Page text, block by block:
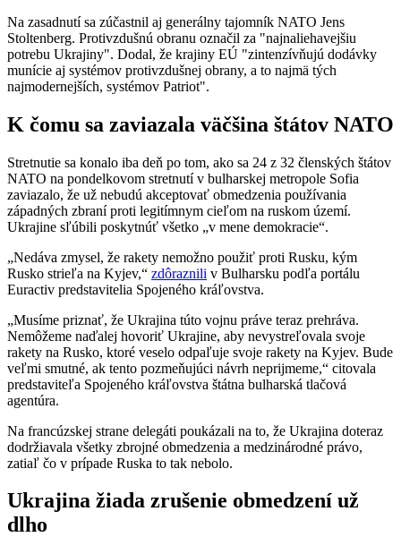
Na zasadnutí sa zúčastnil aj generálny tajomník NATO Jens
Stoltenberg. Protivzdušnú obranu označil za "najnaliehavejšiu
potrebu Ukrajiny". Dodal, že krajiny EÚ "zintenzívňujú dodávky
munície aj systémov protivzdušnej obrany, a to najmä tých
najmodernejších, systémov Patriot".
K čomu sa zaviazala väčšina štátov NATO
Stretnutie sa konalo iba deň po tom, ako sa 24 z 32 členských štátov
NATO na pondelkovom stretnutí v bulharskej metropole Sofia
zaviazalo, že už nebudú akceptovať obmedzenia používania
západných zbraní proti legitímnym cieľom na ruskom území.
Ukrajine sľúbili poskytnúť všetko „v mene demokracie“.
„Nedáva zmysel, že rakety nemožno použiť proti Rusku, kým
Rusko strieľa na Kyjev,“ zdôraznili v Bulharsku podľa portálu
Euractiv predstavitelia Spojeného kráľovstva.
„Musíme priznať, že Ukrajina túto vojnu práve teraz prehráva.
Nemôžeme naďalej hovoriť Ukrajine, aby nevystreľovala svoje
rakety na Rusko, ktoré veselo odpaľuje svoje rakety na Kyjev. Bude
veľmi smutné, ak tento pozmeňujúci návrh neprijmeme,“ citovala
predstaviteľa Spojeného kráľovstva štátna bulharská tlačová
agentúra.
Na francúzskej strane delegáti poukázali na to, že Ukrajina doteraz
dodržiavala všetky zbrojné obmedzenia a medzinárodné právo,
zatiaľ čo v prípade Ruska to tak nebolo.
Ukrajina žiada zrušenie obmedzení už
dlho